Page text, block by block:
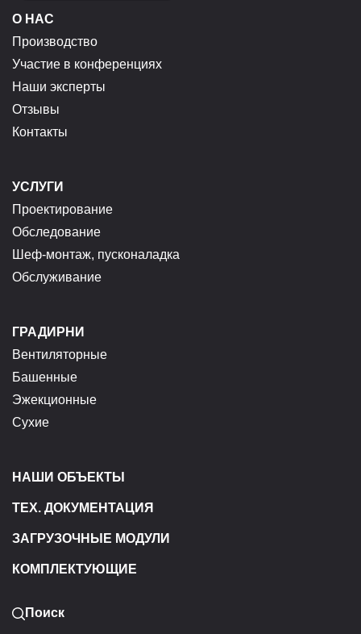
О НАС
Производство
Участие в конференциях
Наши эксперты
Отзывы
Контакты
УСЛУГИ
Проектирование
Обследование
Шеф-монтаж, пусконаладка
Обслуживание
ГРАДИРНИ
Вентиляторные
Башенные
Эжекционные
Сухие
НАШИ ОБЪЕКТЫ
ТЕХ. ДОКУМЕНТАЦИЯ
ЗАГРУЗОЧНЫЕ МОДУЛИ
КОМПЛЕКТУЮЩИЕ
Поиск